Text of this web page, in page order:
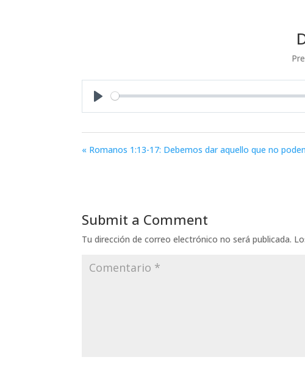
« Romanos 1:13-17: Debemos dar aquello que no
Submit a Comment
Tu dirección de correo electrónico no será publicada.